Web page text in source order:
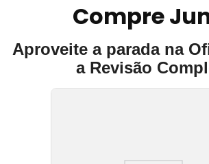
Compre
Aproveite a parada na
a Revisão